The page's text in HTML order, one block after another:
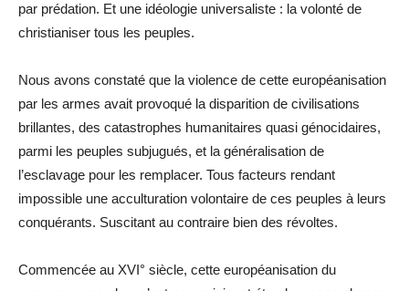
par prédation. Et une idéologie universaliste : la volonté de
christianiser tous les peuples.
Nous avons constaté que la violence de cette européanisation
par les armes avait provoqué la disparition de civilisations
brillantes, des catastrophes humanitaires quasi génocidaires,
parmi les peuples subjugués, et la généralisation de
l’esclavage pour les remplacer. Tous facteurs rendant
impossible une acculturation volontaire de ces peuples à leurs
conquérants. Suscitant au contraire bien des révoltes.
Commencée au XVI° siècle, cette européanisation du